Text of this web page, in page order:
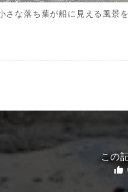
さな落ち葉が船に見える風景
この